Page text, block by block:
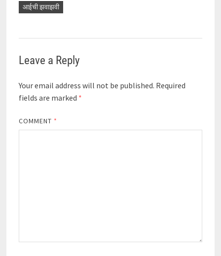
आईची झवाझवी
Leave a Reply
Your email address will not be published. Required
fields are marked *
COMMENT *